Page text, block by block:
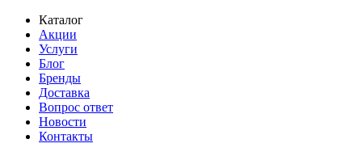
Каталог
Акции
Услуги
Блог
Бренды
Доставка
Вопрос ответ
Новости
Контакты